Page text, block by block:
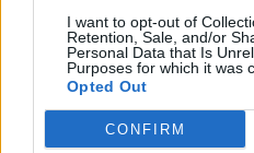
I want to opt-out of
Retention, Sale, and/or
Personal Data that Is
Purposes for which it was
Opted Out
CONFIRM
Det är ölen “Ganesha
IPA” som talesmannen
Cervejaria Ashby, som
vara Brasiliens första
kommenterat frågan.